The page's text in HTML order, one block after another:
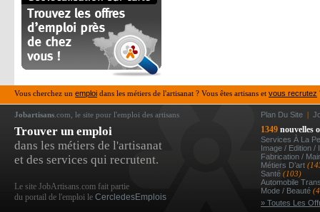
Vous cherchez un emploi dans les métiers de l'artisanat ? Vous êtes artisans et vous recrutez
Jobartisans .com, le site pour l'emploi des artisans Plan Du Site |
Trouver un emploi
dans les métiers de l'artisanat
et des services qui recrutent.
Le site JobArtisans.com fait partie
du portail de l'emploi le CercledesEmplois
1349 nouvelles
Services À La
Image / Edition /
Fabrication /
Métiers D’art
Santé (103)
Automobile
Mode / Beauté
» Toutes Les